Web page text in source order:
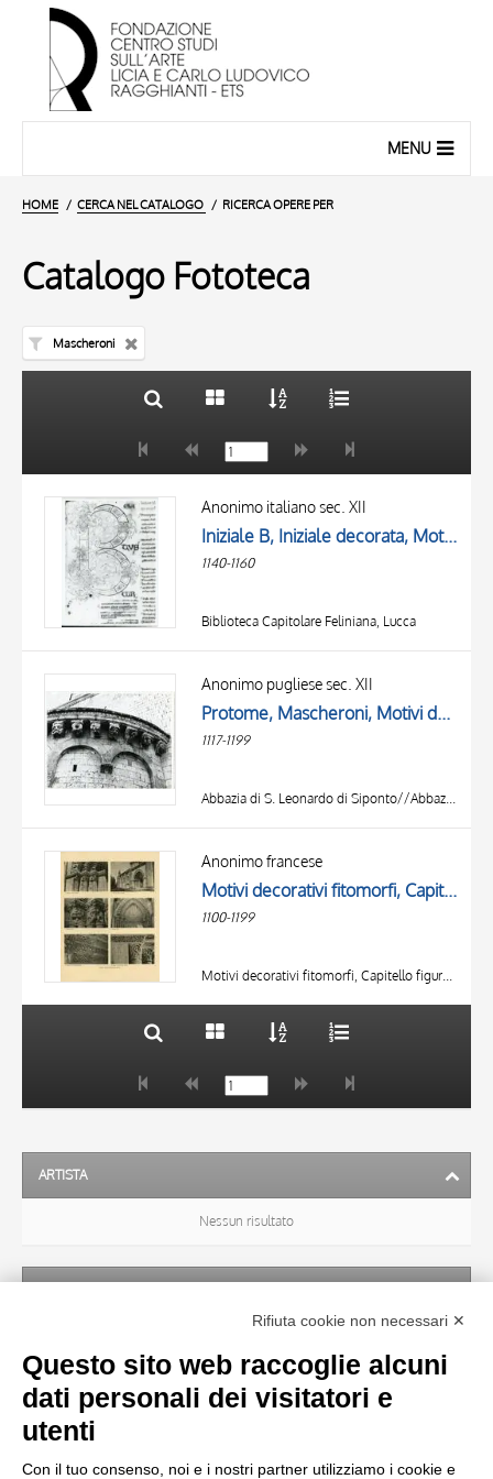
MENU
HOME CERCA NEL CATALOGO RICERCA OPERE PER
Catalogo Fototeca
Mascheroni
AUTORE
LOCALIZZAZIONE
20 RISULTATI
Anonimo italiano sec. XII
Iniziale B, Iniziale decorata, Motivi decorativi vegetali e zoomorfi, Intreccio, Mascheroni
1140-1160
Biblioteca Capitolare Feliniana, Lucca
Anonimo pugliese sec. XII
Protome, Mascheroni, Motivi decorativi fitomorfi
1117-1199
Abbazia di S. Leonardo di Siponto//Abbazia di Lama Velara, Manfredonia
Anonimo francese
Motivi decorativi fitomorfi, Capitello figurato, Crocifissione di san Pietro, Mascheroni, Motivo decorativo con animali fantastici
1100-1199
Motivi decorativi fitomorfi, Capitello figurato, Crocifissione di san Pietro, Mascheroni, Motivo decorativo con animali fantastici
TITOLO
OGGETTO
20 RISULTATI
ARTISTA
Nessun risultato
OGGETTO
LOCALIZZAZIONE
Rifiuta cookie non necessari ✕
Questo sito web raccoglie alcuni
dati personali dei visitatori e
utenti
Con il tuo consenso, noi e i nostri partner utilizziamo i cookie e